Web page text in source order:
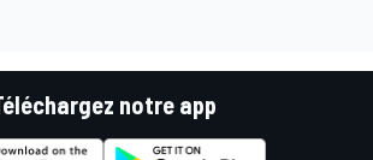
notre app